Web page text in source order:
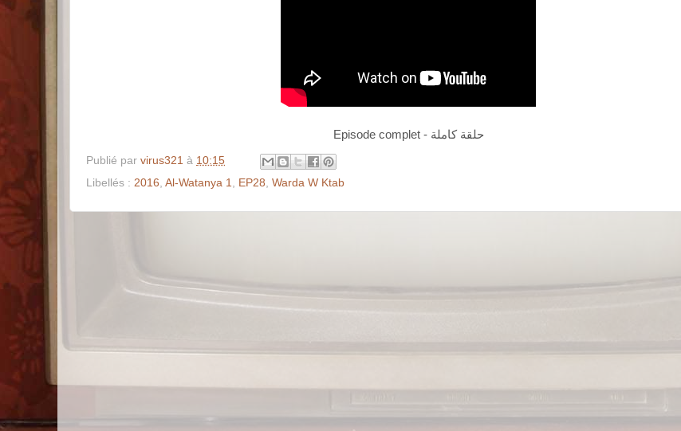
Episode complet - حلقة كاملة
Publié par virus321 à 10:15
Libellés : 2016 Al-Watanya 1 EP28 Warda W Ktab